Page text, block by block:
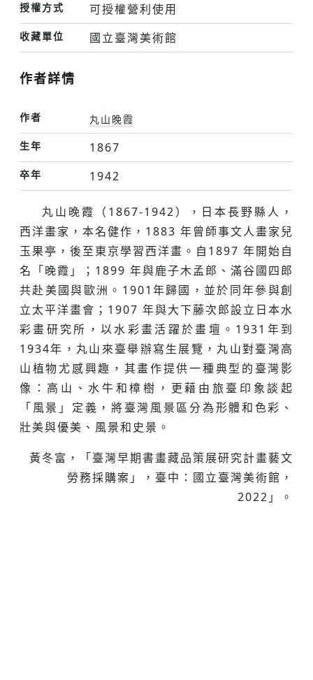
授權方式 可授權營利使用
收藏單位 國立臺灣美術館
作者詳情
作者
丸山晚霞
生年
1867
卒年 1942
丸山晚霞（1867-1942），日本長野縣人，
西洋畫家，本名健作，1883 年曾師事文人畫家兒
玉果亭，後至東京學習西洋畫。自1897 年開始自
名「晚霞」；1899 年與鹿子木孟郎、滿谷國四郎
共赴美國與歐洲。1901年歸國，並於同年參與創
立太平洋畫會；1907 年與大下藤次郎設立日本水
彩畫研究所，以水彩畫活躍於畫壇。1931年到
1934年，丸山來臺舉辦寫生展覽，丸山對臺灣高
山植物尤感興趣，其畫作提供一種典型的臺灣影
像：高山、水牛和樟樹，更藉由旅臺印象談起
「風景」定義，將臺灣風景區分為形體和色彩、
壯美與優美、風景和史景。
黃冬富，「臺灣早期書畫藏品策展研究計畫藝文
勞務採購案」，臺中：國立臺灣美術館，
2022」。